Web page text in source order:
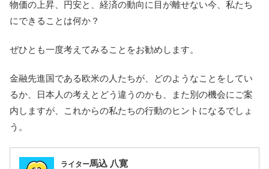
物価の上昇、円安と、経済の動向に目が離せない今、私たち
にできることは何か？
ぜひとも一度考えてみることをお勧めします。
金融先進国である欧米の人たちが、どのようなことをしてい
るか、日本人の考えとどう違うのかも、また別の機会にご案
内しますが、これからの私たちの行動のヒントになるでしょ
う。
ライター馬込 八寛